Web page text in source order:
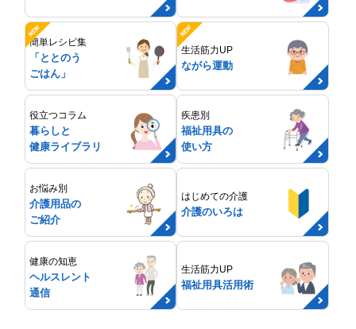
簡単レシピ集
「ととのう
ごはん」
生活筋力UP
ながら運動
役立つコラム
暮らしと
健康ライブラリ
疾患別
福祉用具の
使い方
お悩み別
介護用品の
ご紹介
はじめての介護
介護のいろは
健康の知恵
ヘルスレント
通信
生活筋力UP
福祉用具活用術